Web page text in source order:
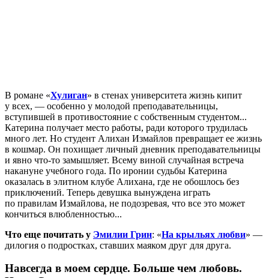
В романе «Хулиган» в стенах университета жизнь кипит
у всех, — особенно у молодой преподавательницы,
вступившей в противостояние с собственным студентом...
Катерина получает место работы, ради которого трудилась
много лет. Но студент Алихан Измайлов превращает ее жизнь
в кошмар. Он похищает личный дневник преподавательницы
и явно что-то замышляет. Всему виной случайная встреча
накануне учебного года. По иронии судьбы Катерина
оказалась в элитном клубе Алихана, где не обошлось без
приключений. Теперь девушка вынуждена играть
по правилам Измайлова, не подозревая, что все это может
кончиться влюбленностью...
Что еще почитать у Эмилии Грин: «На крыльях любви» —
дилогия о подростках, ставших маяком друг для друга.
Навсегда в моем сердце. Больше чем любовь.